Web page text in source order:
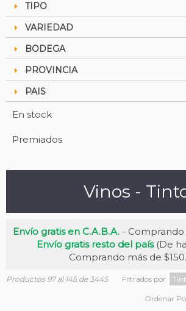
TIPO
VARIEDAD
BODEGA
PROVINCIA
PAIS
En stock
Premiados
Vinos -
Envío gratis en C.A.B.A.- Comprando
Envío gratis resto del país(De
Comprando más de
Productos 97 al 145 de 3445 Filtrados por:
Ordenar